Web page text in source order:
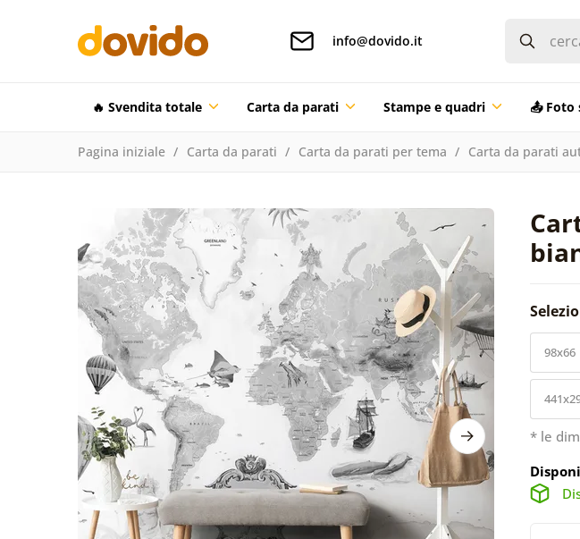
info@dovido.it
🔥 Svendita totale Carta da parati Stampe e quadri 📤 Foto
Pagina iniziale Carta da parati Carta da parati per tema Carta da parati
98x66
* le